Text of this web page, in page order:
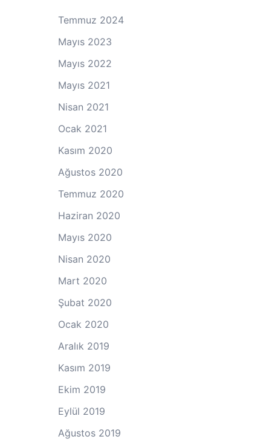
Temmuz 2024
Mayıs 2023
Mayıs 2022
Mayıs 2021
Nisan 2021
Ocak 2021
Kasım 2020
Ağustos 2020
Temmuz 2020
Haziran 2020
Mayıs 2020
Nisan 2020
Mart 2020
Şubat 2020
Ocak 2020
Aralık 2019
Kasım 2019
Ekim 2019
Eylül 2019
Ağustos 2019